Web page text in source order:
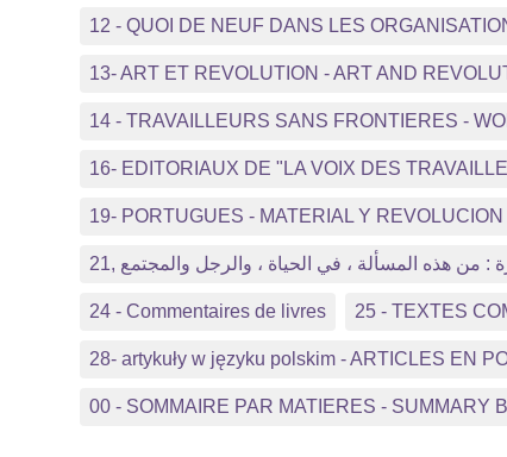
12 - QUOI DE NEUF DANS LES
13- ART ET REVOLUTION - ART AND
14 - TRAVAILLEURS SANS FRONTIERES -
16- EDITORIAUX DE "LA VOIX DES
19- PORTUGUES - MATERIAL Y REVOLUCION
: من هذه المسألة ، في الحياة ، والرجل والمجتمع
24 - Commentaires de livres 25 - TEXTES
28- artykuły w języku polskim - ARTICLES EN
00 - SOMMAIRE PAR MATIERES - SUMMARY